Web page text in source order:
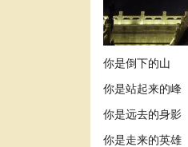
你是倒下的山
你是站起来的峰
你是远去的身影
你是走来的英雄